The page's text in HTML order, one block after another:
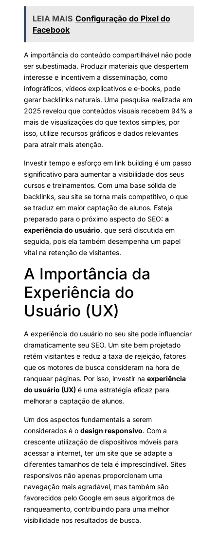
LEIA MAIS Configuração do Pixel do
Facebook
A importância do conteúdo compartilhável não pode
ser subestimada. Produzir materiais que despertem
interesse e incentivem a disseminação, como
infográficos, vídeos explicativos e e-books, pode
gerar backlinks naturais. Uma pesquisa realizada em
2025 revelou que conteúdos visuais recebem 94% a
mais de visualizações do que textos simples, por
isso, utilize recursos gráficos e dados relevantes
para atrair mais atenção.
Investir tempo e esforço em link building é um passo
significativo para aumentar a visibilidade dos seus
cursos e treinamentos. Com uma base sólida de
backlinks, seu site se torna mais competitivo, o que
se traduz em maior captação de alunos. Esteja
preparado para o próximo aspecto do SEO: a
experiência do usuário, que será discutida em
seguida, pois ela também desempenha um papel
vital na retenção de visitantes.
A Importância da
Experiência do
Usuário (UX)
A experiência do usuário no seu site pode influenciar
dramaticamente seu SEO. Um site bem projetado
retém visitantes e reduz a taxa de rejeição, fatores
que os motores de busca consideram na hora de
ranquear páginas. Por isso, investir na experiência
do usuário (UX) é uma estratégia eficaz para
melhorar a captação de alunos.
Um dos aspectos fundamentais a serem
considerados é o design responsivo. Com a
crescente utilização de dispositivos móveis para
acessar a internet, ter um site que se adapte a
diferentes tamanhos de tela é imprescindível. Sites
responsivos não apenas proporcionam uma
navegação mais agradável, mas também são
favorecidos pelo Google em seus algoritmos de
ranqueamento, contribuindo para uma melhor
visibilidade nos resultados de busca.